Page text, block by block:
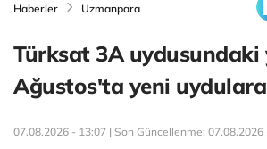
Haberler Uzmanpara
Türksat 3A uydusundaki
Ağustos'ta yeni uydulara
07.08.2026 - 13:07 | Son Güncellenme: 07.08.2026